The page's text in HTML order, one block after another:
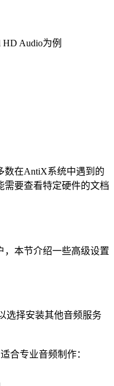
HD Audio为例
数在AntiX系统中遇到的
需要查看特定硬件的文档
，本节介绍一些高级设置
选择安装其他音频服务
合专业音频制作：